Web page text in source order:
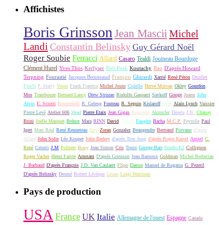
Affichistes
Boris Grinsson Jean Mascii Michel
Landi Constantin Belinsky Guy Gérard Noël
Roger Soubie Ferracci Allard Casaro Tealdi Jouineau Bourduge
Clément Hurel Yves Thos Kerfyser Bob Peak Koutachy Rau D'après Howard
Terpning Fourastié Jacques Bonneaud François Ghirardi Xarrié René Péron Druillet
Floc'h P. Marty Venin Frank Frazetta Michel Jouin Ciriello Hervé Morvan Okley Gourdon
Mos Trambouze Bernard Lancy Drew Struzan Rodolfo Gasparri Savkoff Googe Joann John
Alvin E. Sciotti Boumendil R. Geleng Fouteau R. Seguin Kislaroff Sym Alain Lynch Vaissier
Pierre Levé Atelier 606 Head Pierre Etaix Jean Gigax Boissière Akinstler Deseta J.B.
Chanay
Brini Joëlle Marquet Brénot Mara RINN David Faugère Bacha M.C.P. Peyrolle Paul
Igert Marc Réal René Renneteau Siry Zoran Gonzalez Beaugendre Bertrand Piovano d'après
Allard John Solie Léo Kouper John Berkey d'après Tom Jung d'après Roger Kastel Amsel C.
René Cerutti J.M Politeer Bouy Jean Simon Cris Tonin George Barr Studio E2 Collignon
Roger Vacher Henri Faivre Arnstam D'après Grinsson Jean Barnoux Goldman Michel Berberian
J. Barbaud D'après François J.D. Van Caulaert Flipo Dastor Manuel de Rugama G. Pezeril
D'après Belinsky Desmé Robert Lévèque Gruau Luigi Martinati
Pays de production
USA France UK Italie Allemagne de l'ouest Espagne Canada